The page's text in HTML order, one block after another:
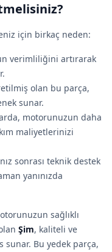
için birkaç neden:
verimliliğini artırarak
olan bu parça,
sunar.
motorunuzun daha
maliyetlerinizi
sonrası teknik destek
yanınızda
sağlıklı
Şim, kaliteli ve
sunar. Bu yedek parça,